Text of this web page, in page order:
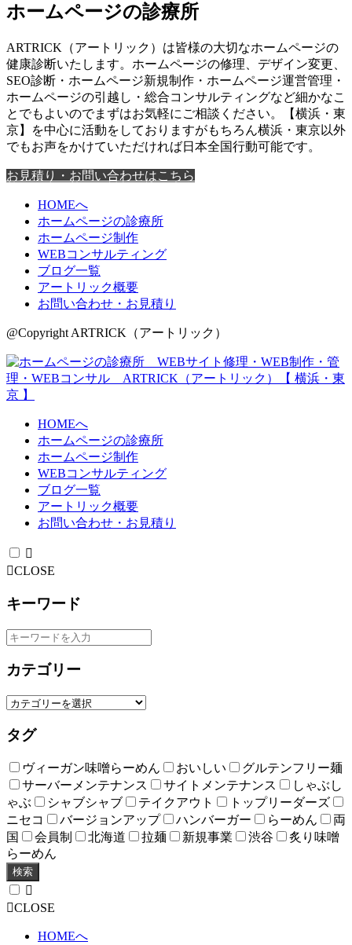
ホームページの診療所
ARTRICK（アートリック）は皆様の大切なホームページの
健康診断いたします。ホームページの修理、デザイン変更、
SEO診断・ホームページ新規制作・ホームページ運営管理・
ホームページの引越し・総合コンサルティングなど細かなこ
とでもよいのでまずはお気軽にご相談ください。【横浜・東
京】を中心に活動をしておりますがもちろん横浜・東京以外
でもお声をかけていただければ日本全国行動可能です。
お見積り・お問い合わせはこちら
HOMEへ
ホームページの診療所
ホームページ制作
WEBコンサルティング
ブログ一覧
アートリック概要
お問い合わせ・お見積り
@Copyright ARTRICK（アートリック）
HOMEへ
ホームページの診療所
ホームページ制作
WEBコンサルティング
ブログ一覧
アートリック概要
お問い合わせ・お見積り
CLOSE
キーワード
カテゴリー
タグ
ヴィーガン味噌らーめん おいしい
グルテンフリー麺
サーバーメンテナンス
サイトメンテナンス
しゃぶし
ゃぶ
シャブシャブ テイクアウト
トップリーダーズ
ニセコ
バージョンアップ ハンバーガー らーめん
両
国
会員制 北海道 拉麺 新規事業 渋谷
炙り味噌
らーめん
検索
CLOSE
HOMEへ